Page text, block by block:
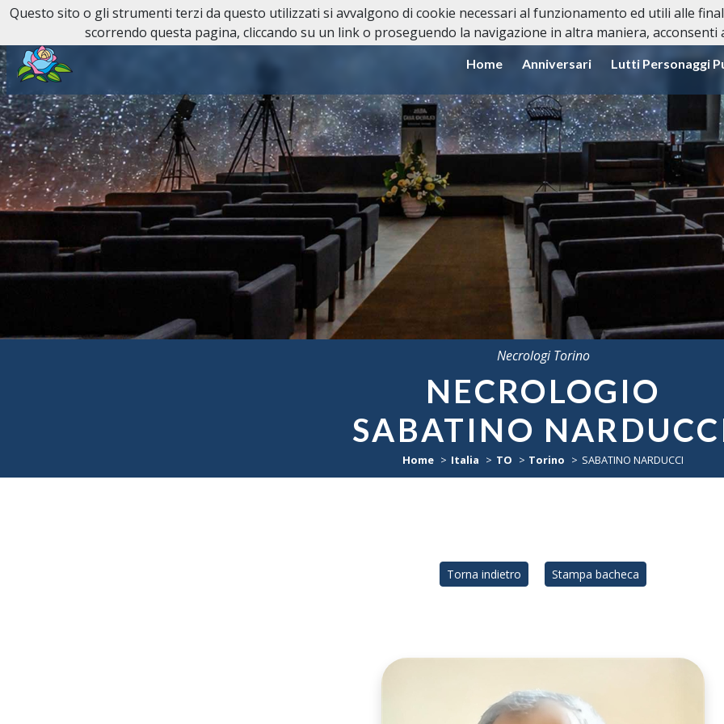
Reperibilità H24: 011 81 81
Home Anniversari Lutti Personaggi
Necrologi Torino
NECROLOGIO
SABATINO
Home Italia TO Torino SABATINO NARDUCCI
Torna indietro Stampa bacheca
Questo sito o gli strumenti terzi da questo utilizzati si avvalgono di cookie necessari al funzionamento ed utili alle
scorrendo questa pagina, cliccando su un link o proseguendo la navigazione in altra maniera, acconsenti